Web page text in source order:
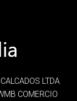
LTDA
COMERCIO